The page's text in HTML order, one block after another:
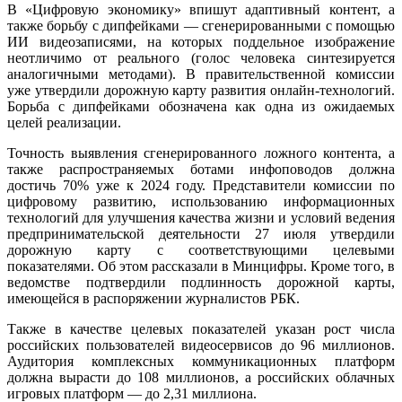
В «Цифровую экономику» впишут адаптивный контент, а
также борьбу с дипфейками — сгенерированными с помощью
ИИ видеозаписями, на которых поддельное изображение
неотличимо от реального (голос человека синтезируется
аналогичными методами). В правительственной комиссии
уже утвердили дорожную карту развития онлайн-технологий.
Борьба с дипфейками обозначена как одна из ожидаемых
целей реализации.
Точность выявления сгенерированного ложного контента, а
также распространяемых ботами инфоповодов должна
достичь 70% уже к 2024 году. Представители комиссии по
цифровому развитию, использованию информационных
технологий для улучшения качества жизни и условий ведения
предпринимательской деятельности 27 июля утвердили
дорожную карту с соответствующими целевыми
показателями. Об этом рассказали в Минцифры. Кроме того, в
ведомстве подтвердили подлинность дорожной карты,
имеющейся в распоряжении журналистов РБК.
Также в качестве целевых показателей указан рост числа
российских пользователей видеосервисов до 96 миллионов.
Аудитория комплексных коммуникационных платформ
должна вырасти до 108 миллионов, а российских облачных
игровых платформ — до 2,31 миллиона.